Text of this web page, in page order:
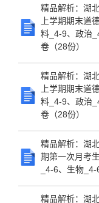
精品解析：湖
上学期期末道
料_4-9、政治
卷（28份）
精品解析：湖
上学期期末道
料_4-9、政治
卷（28份）
精品解析：湖
期第一次月考
_4-6、生物
精品解析：湖